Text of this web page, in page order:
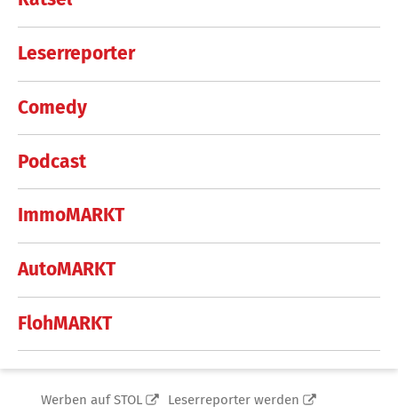
Leserreporter
Comedy
Podcast
ImmoMARKT
AutoMARKT
FlohMARKT
Werben auf STOL
Leserreporter werden